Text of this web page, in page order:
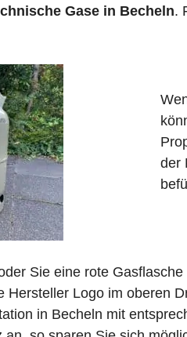
Gase in Becheln.
der
Sie eine rote
Logo im oberen
in Becheln mit